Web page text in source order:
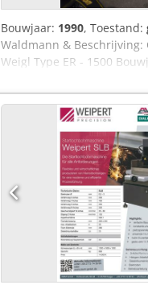
Bouwjaar: 1990, Toestand:
Waldmann &
Weigl Type ER - 1500
0,1 - 20 mm Tap M 2 - M
280 S Hoogteverstelling
Gereedschapshouder MK 2